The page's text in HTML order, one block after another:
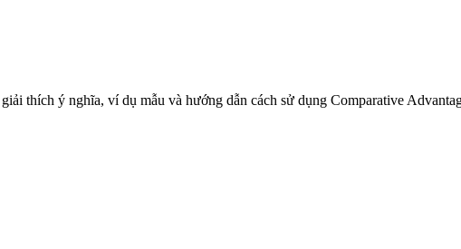
thích ý nghĩa, ví dụ mẫu và hướng dẫn cách sử dụng Comparative